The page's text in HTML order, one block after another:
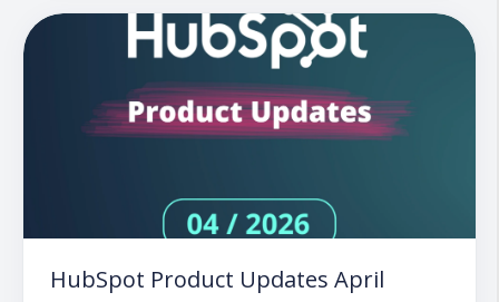
HubSpot Product Updates April